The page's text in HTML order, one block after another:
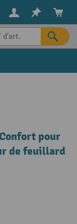
pour
de feuillard